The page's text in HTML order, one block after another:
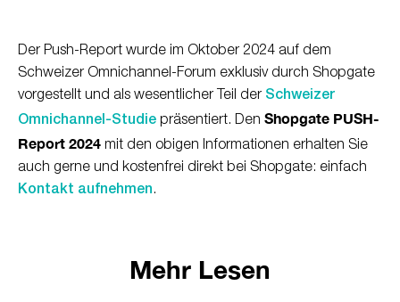
Der Push-Report wurde im Oktober 2024 auf dem
Schweizer Omnichannel-Forum exklusiv durch Shopgate
vorgestellt und als wesentlicher Teil der Schweizer
Omnichannel-Studie präsentiert. Den Shopgate PUSH-
Report 2024 mit den obigen Informationen erhalten Sie
auch gerne und kostenfrei direkt bei Shopgate: einfach
Kontakt aufnehmen.
Mehr Lesen